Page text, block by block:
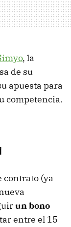
, la
de su
apuesta para
competencia.
contrato (ya
un bono
entre el 15